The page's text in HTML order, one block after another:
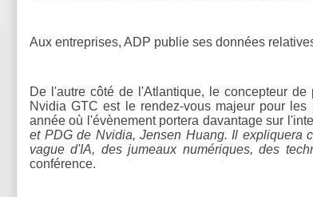
Aux entreprises, ADP publie ses données
De l'autre côté de l'Atlantique, le concepteur
Nvidia GTC est le rendez-vous majeur pour
année où l'évènement portera davantage sur
et PDG de Nvidia, Jensen Huang. Il expliquera
vague d'IA, des jumeaux numériques, des
conférence.